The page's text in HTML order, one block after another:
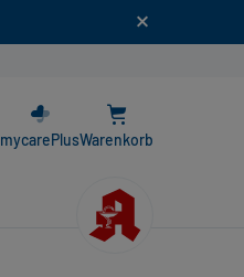
mycarePlusWarenkorb